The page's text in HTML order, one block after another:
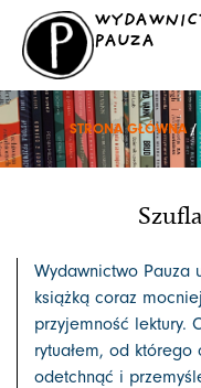
Przejdź
treści
PAUZA
STRONA GŁÓWNA /
Wydawnictwo Pauza
książką coraz
przyjemność lektury.
rytuałem, od
odetchnąć i